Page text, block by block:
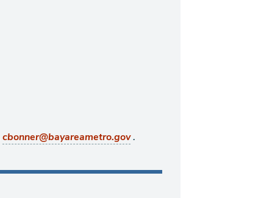
cbonner@bayareametro.gov.